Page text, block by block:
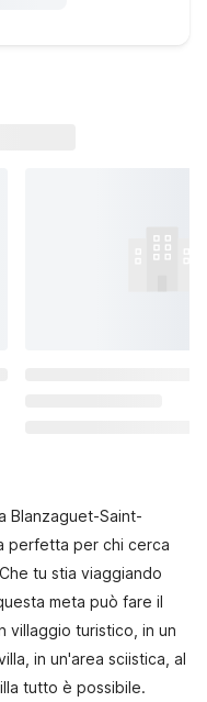
Blanzaguet-Saint-
perfetta per chi cerca
tu stia viaggiando
meta può fare il
villaggio turistico, in un
in un'area sciistica, al
tutto è possibile.